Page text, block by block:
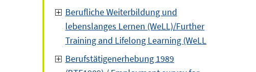
Berufliche Weiterbildung und
lebenslanges Lernen (WeLL)/Further
Training and Lifelong Learning (WeLL
Berufstätigenerhebung 1989